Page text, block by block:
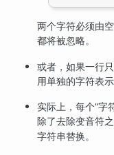
两个字符必须由
都将被忽略。
或者，如果一行
用单独的字符表
实际上，每个“字
除了去除变音符之
字符串替换。